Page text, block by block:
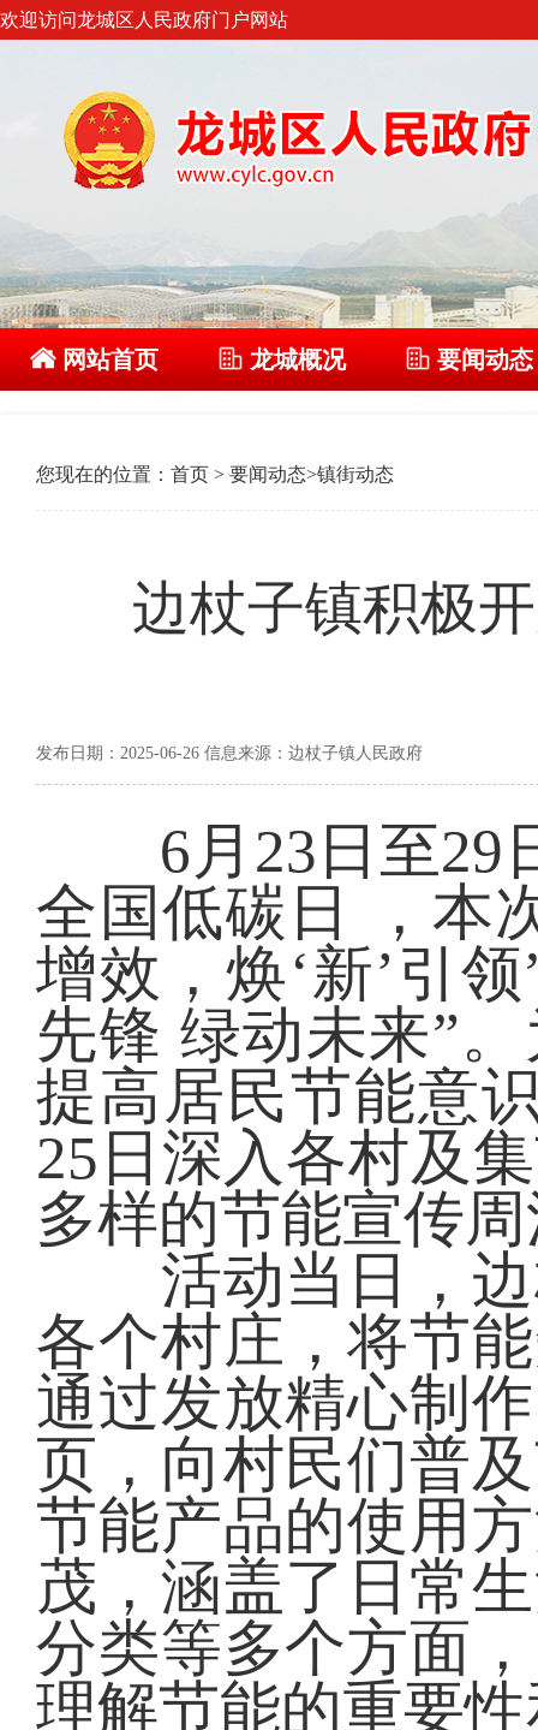
欢迎访问龙城区人民政府门户网站
网站首页 龙城概况 要闻动态
您现在的位置： 首页 > 要闻动态>镇街动态
边杖子镇积极
发布日期：2025-06-26 信息来源：边杖子镇人民政府
6月23日至29日
全国低碳日 ，本
增效，焕‘新’引
先锋 绿动未来”
提高居民节能意
25日深入各村及
多样的节能宣传
活动当日，边
各个村庄，将节
通过发放精心制
页，向村民们普
节能产品的使用
茂，涵盖了日常
分类等多个方面
理解节能的重要